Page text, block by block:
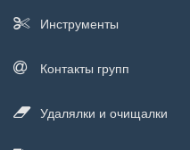
Инструменты
Контакты групп
Удалялки и очищалки